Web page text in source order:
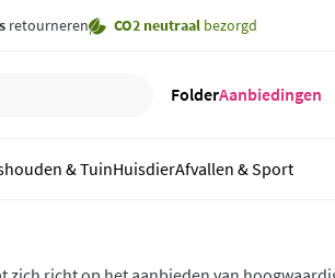
retourneren CO2 neutraal bezorgd
FolderAanbiedingen
& TuinHuisdierAfvallen & Sport